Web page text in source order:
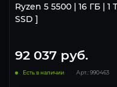
Ryzen 5 5500 | 16 ГБ | 1
SSD ]
92 037 руб.
Есть в наличии Арт.: 990463